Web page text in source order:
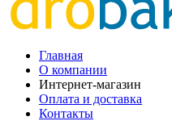
Главная
О компании
Интернет-магазин
Оплата и доставка
Контакты